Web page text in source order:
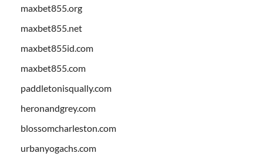
maxbet855.org
maxbet855.net
maxbet855id.com
maxbet855.com
paddletonisqually.com
heronandgrey.com
blossomcharleston.com
urbanyogachs.com